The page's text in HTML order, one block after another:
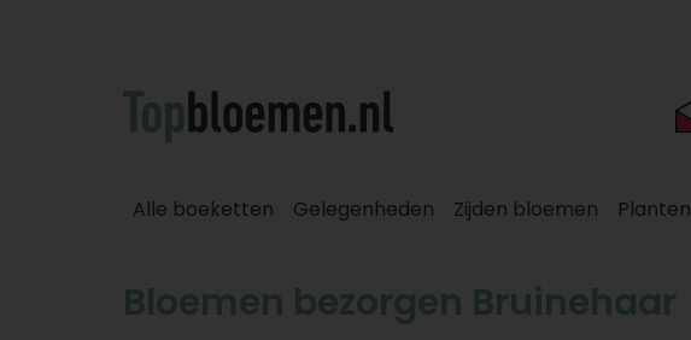
Alle boeketten Gelegenheden Zijden bloemen Planten
Bloemen bezorgen Bruinehaar